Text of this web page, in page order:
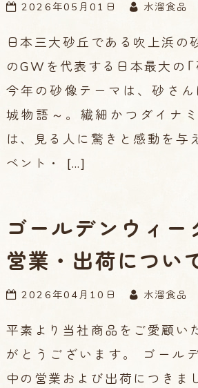
2026年05月01日 水溜食品
日本三大砂丘である吹上浜の
のGWを代表する日本最大の「
今年の砂像テーマは、砂さ
城物語～。繊細かつダイナ
は、見る人に驚きと感動を与
ベント・ […]
ゴールデンウィー
営業・出荷につい
2026年04月10日 水溜食品
平素より当社商品をご愛顧い
がとうございます。 ゴール
中の営業および出荷につきま